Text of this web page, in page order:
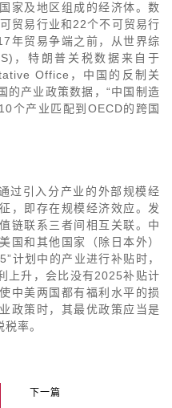
家及地区组成的经济体。数
贸易行业和22个不可贸易行
年贸易争端之前，从世界综
，特朗普关税数据来自于
Office，中国的反制关
的产业政策数据，“中国制造
个产业匹配到OECD的跨国
过引入分产业的外部规模经
，即存在规模经济效应。发
链联系三者间相互关联。中
国和其他国家（除日本外）
计划中的产业进行补贴时，
上升，会比没有2025补贴计
中美两国都有福利水平的损
政策时，其最优政策应当是
率。
下一篇